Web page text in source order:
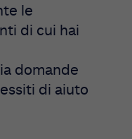
le
di cui hai
domande
di aiuto